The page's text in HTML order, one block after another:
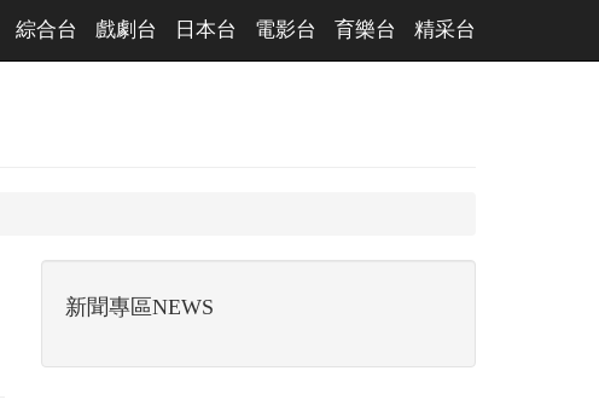
綜合台 戲劇台 日本台 電影台 育樂台 精采台
新聞專區NEWS